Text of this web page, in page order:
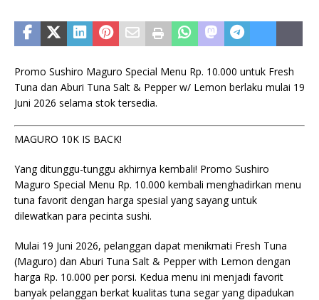
Promo Sushiro Maguro Special Menu Rp. 10.000 untuk Fresh
Tuna dan Aburi Tuna Salt & Pepper w/ Lemon berlaku mulai 19
Juni 2026 selama stok tersedia.
MAGURO 10K IS BACK!
Yang ditunggu-tunggu akhirnya kembali! Promo Sushiro
Maguro Special Menu Rp. 10.000 kembali menghadirkan menu
tuna favorit dengan harga spesial yang sayang untuk
dilewatkan para pecinta sushi.
Mulai 19 Juni 2026, pelanggan dapat menikmati Fresh Tuna
(Maguro) dan Aburi Tuna Salt & Pepper with Lemon dengan
harga Rp. 10.000 per porsi. Kedua menu ini menjadi favorit
banyak pelanggan berkat kualitas tuna segar yang dipadukan